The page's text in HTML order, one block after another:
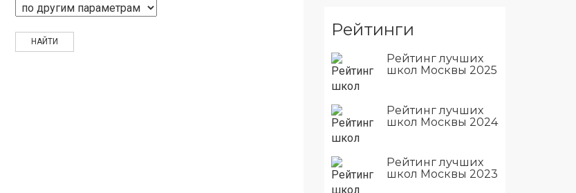
Рейтинги
Рейтинг лучших
школ Москвы 2025
Рейтинг лучших
школ Москвы 2024
Рейтинг лучших
школ Москвы 2023